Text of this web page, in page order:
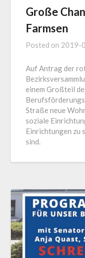
Große
Farmsen
Posted on 2019-
Auf Antrag der
einem Großteil
Straße neue
soziale
Einrichtungen zu
sind.